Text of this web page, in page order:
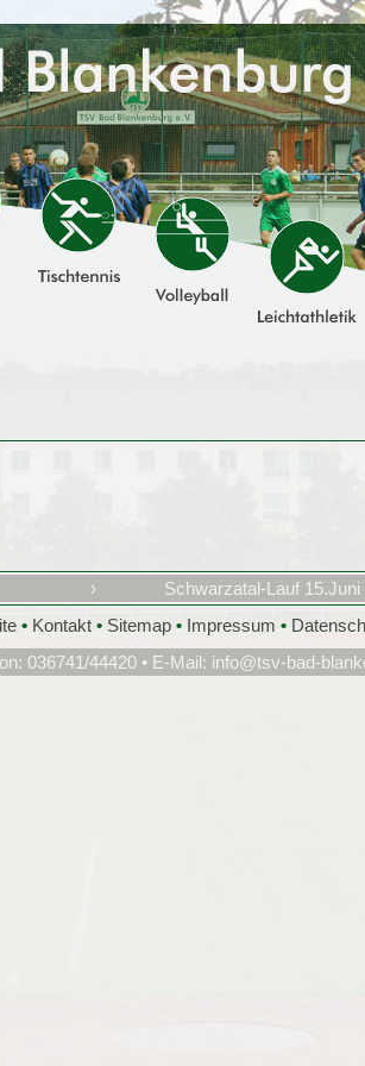
›
Schwarzatal-Lauf 15.Juni
• Kontakt • Sitemap • Impressum •
036741/44420 • E-Mail: info@tsv-bad-